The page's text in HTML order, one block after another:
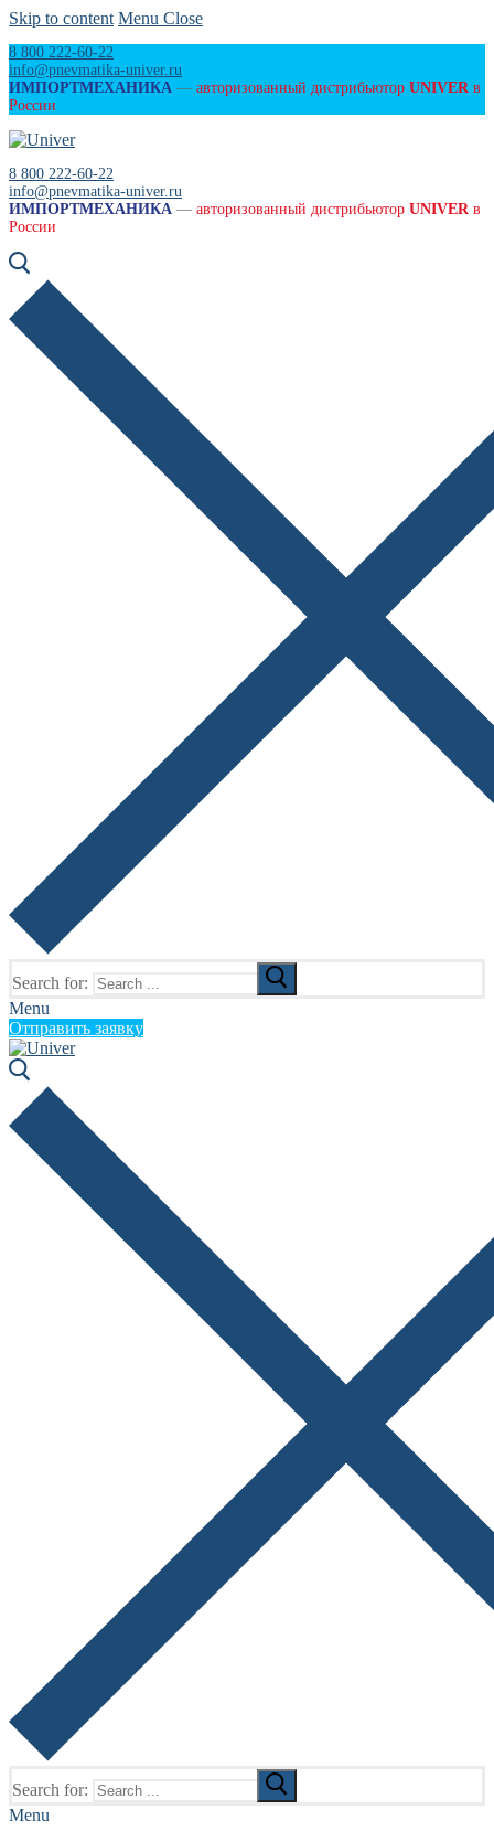
Skip to content Menu Close
8 800 222-60-22
info@pnevmatika-univer.ru
ИМПОРТМЕХАНИКА — авторизованный дистрибьютор UNIVERв
России
8 800 222-60-22
info@pnevmatika-univer.ru
ИМПОРТМЕХАНИКА — авторизованный дистрибьютор UNIVERв
России
Search for:
Menu
Отправить заявку
Search for:
Menu